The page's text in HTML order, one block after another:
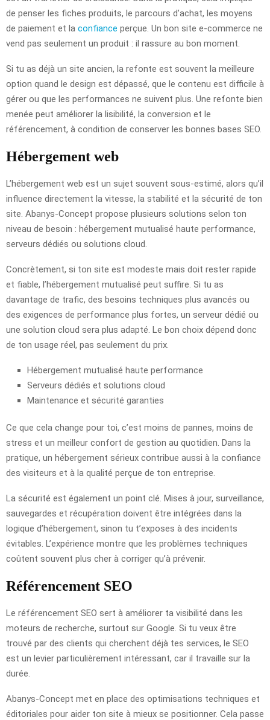
de penser les fiches produits, le parcours d’achat, les moyens
de paiement et la confiance perçue. Un bon site e-commerce ne
vend pas seulement un produit : il rassure au bon moment.
Si tu as déjà un site ancien, la refonte est souvent la meilleure
option quand le design est dépassé, que le contenu est difficile à
gérer ou que les performances ne suivent plus. Une refonte bien
menée peut améliorer la lisibilité, la conversion et le
référencement, à condition de conserver les bonnes bases SEO.
Hébergement web
L’hébergement web est un sujet souvent sous-estimé, alors qu’il
influence directement la vitesse, la stabilité et la sécurité de ton
site. Abanys-Concept propose plusieurs solutions selon ton
niveau de besoin : hébergement mutualisé haute performance,
serveurs dédiés ou solutions cloud.
Concrètement, si ton site est modeste mais doit rester rapide
et fiable, l’hébergement mutualisé peut suffire. Si tu as
davantage de trafic, des besoins techniques plus avancés ou
des exigences de performance plus fortes, un serveur dédié ou
une solution cloud sera plus adapté. Le bon choix dépend donc
de ton usage réel, pas seulement du prix.
Hébergement mutualisé haute performance
Serveurs dédiés et solutions cloud
Maintenance et sécurité garanties
Ce que cela change pour toi, c’est moins de pannes, moins de
stress et un meilleur confort de gestion au quotidien. Dans la
pratique, un hébergement sérieux contribue aussi à la confiance
des visiteurs et à la qualité perçue de ton entreprise.
La sécurité est également un point clé. Mises à jour, surveillance,
sauvegardes et récupération doivent être intégrées dans la
logique d’hébergement, sinon tu t’exposes à des incidents
évitables. L’expérience montre que les problèmes techniques
coûtent souvent plus cher à corriger qu’à prévenir.
Référencement SEO
Le référencement SEO sert à améliorer ta visibilité dans les
moteurs de recherche, surtout sur Google. Si tu veux être
trouvé par des clients qui cherchent déjà tes services, le SEO
est un levier particulièrement intéressant, car il travaille sur la
durée.
Abanys-Concept met en place des optimisations techniques et
éditoriales pour aider ton site à mieux se positionner. Cela passe